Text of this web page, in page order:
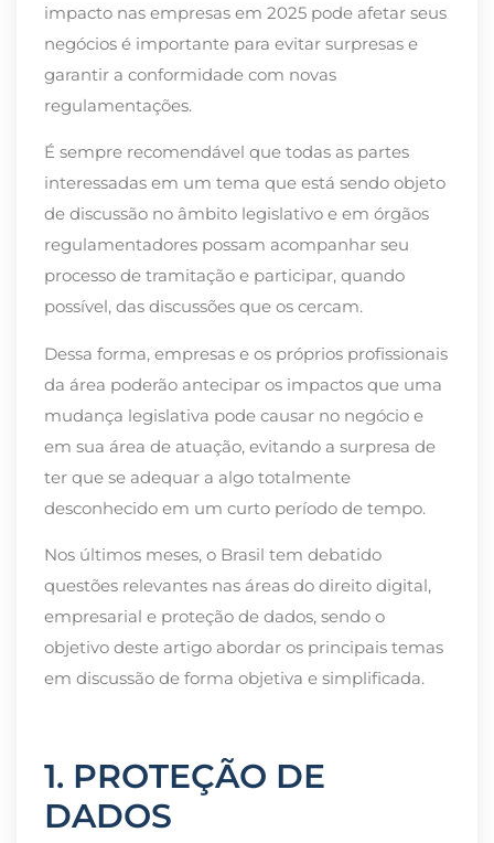
impacto nas empresas em 2025 pode afetar seus
negócios é importante para evitar surpresas e
garantir a conformidade com novas
regulamentações.
É sempre recomendável que todas as partes
interessadas em um tema que está sendo objeto
de discussão no âmbito legislativo e em órgãos
regulamentadores possam acompanhar seu
processo de tramitação e participar, quando
possível, das discussões que os cercam.
Dessa forma, empresas e os próprios profissionais
da área poderão antecipar os impactos que uma
mudança legislativa pode causar no negócio e
em sua área de atuação, evitando a surpresa de
ter que se adequar a algo totalmente
desconhecido em um curto período de tempo.
Nos últimos meses, o Brasil tem debatido
questões relevantes nas áreas do direito digital,
empresarial e proteção de dados, sendo o
objetivo deste artigo abordar os principais temas
em discussão de forma objetiva e simplificada.
1. PROTEÇÃO DE
DADOS